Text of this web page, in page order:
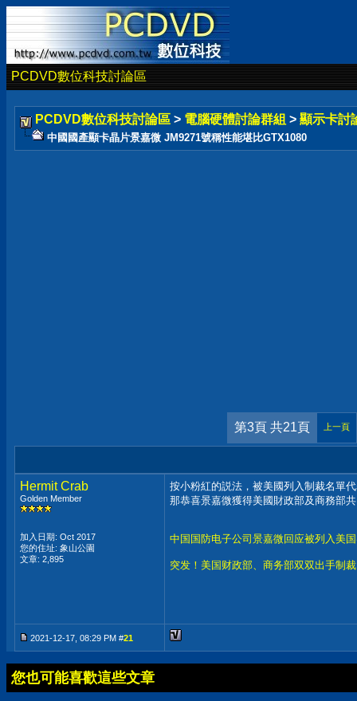
PCDVD數位科技討論區
PCDVD數位科技討論區 > 電腦硬體討論群組 > 顯示卡討
中國國產顯卡晶片景嘉微 JM9271號稱性能堪比GTX1080
第3頁 共21頁 上一頁
Hermit Crab
Golden Member
加入日期: Oct 2017
您的住址: 象山公園
文章: 2,895
按小粉紅的説法，被美國列入制裁名單
那恭喜景嘉微獲得美國財政部及商務部
中国国防电子公司景嘉微回应被列入美
突发！美国财政部、商务部双双出手制
2021-12-17, 08:29 PM #21
您也可能喜歡這些文章